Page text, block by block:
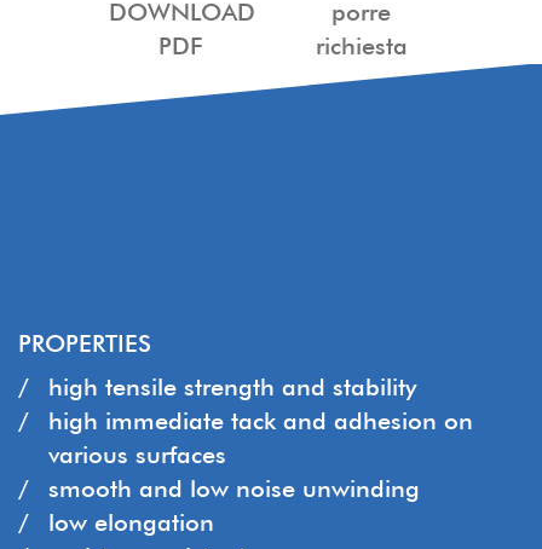
DOWNLOAD
PDF
porre
richiesta
PROPERTIES
high tensile strength and stability
high immediate tack and adhesion on
various surfaces
smooth and low noise unwinding
low elongation